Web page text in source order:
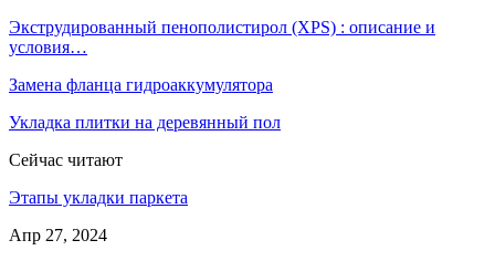
Экструдированный пенополистирол (XPS) : описание и
условия…
Замена фланца гидроаккумулятора
Укладка плитки на деревянный пол
Сейчас читают
Этапы укладки паркета
Апр 27, 2024